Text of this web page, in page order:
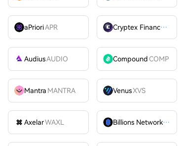
aPrioriAPR Cryptex FinanceCTX
AudiusAUDIO CompoundCOMP
Mantra MANTRA VenusXVS
AxelarWAXL Billions Network
BILL